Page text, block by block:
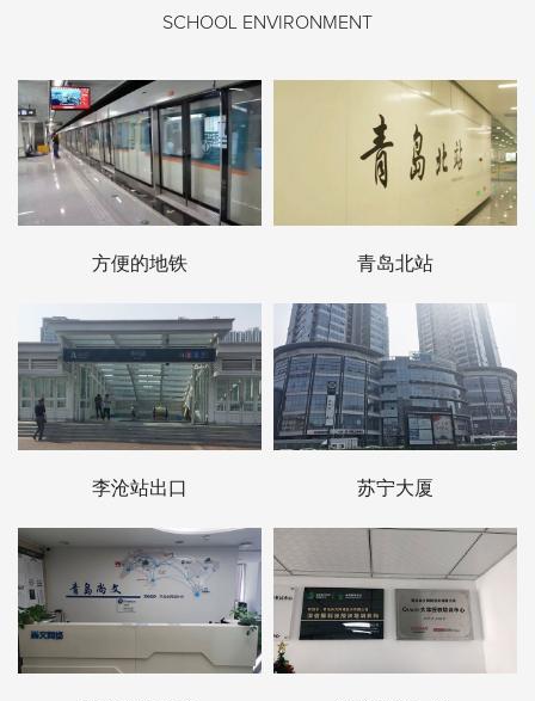
SCHOOL ENVIRONMENT
方便的地铁 青岛北站
李沧站出口 苏宁大厦